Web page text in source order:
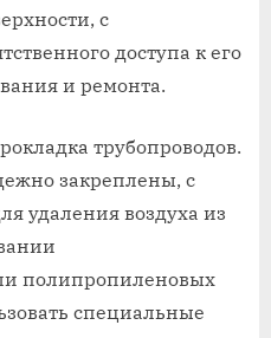
с
доступа к его
и ремонта.
трубопроводов.
закреплены, с
удаления воздуха из
полипропиленовых
специальные